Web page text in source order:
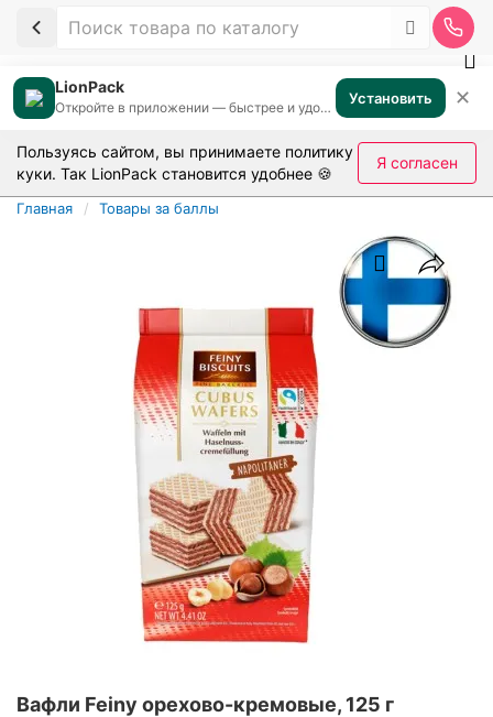
LionPack
Откройте в приложении — быстрее и удобнее Установить ✕
Пользуясь сайтом, вы принимаете политику
куки. Так LionPack становится удобнее 🍪
Я согласен
Главная Товары за баллы
Вафли Feiny орехово-кремовые, 125 г